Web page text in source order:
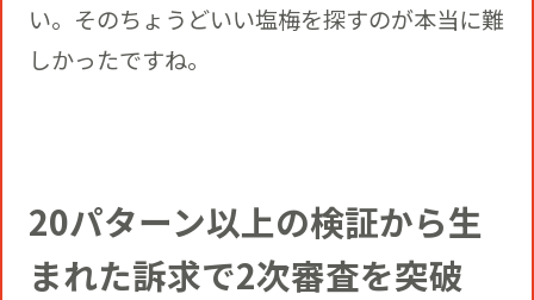
い。そのちょうどいい塩梅を探すのが本当に難
しかったですね。
20パターン以上の検証から生
まれた訴求で2次審査を突破